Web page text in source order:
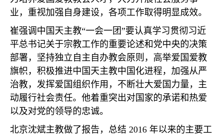
业，重视加强自身建设，各项工作取得明显成效。
崔强调中国天主教“一会一团”要认真学习贯彻习近
平总书记关于宗教工作的重要论述和党中央的决策
部署，坚持独立自主自办教会原则，高举爱国爱教
旗帜，积极推进中国天主教中国化进程，加强从严
治教，发挥爱国组织作用，不断壮大爱国力量，主
动履行社会责任。他着重突出对国家的承诺和热爱
以及对党的领导的忠诚。
北京沈斌主教做了报告，总结 2016 年以来的主要工